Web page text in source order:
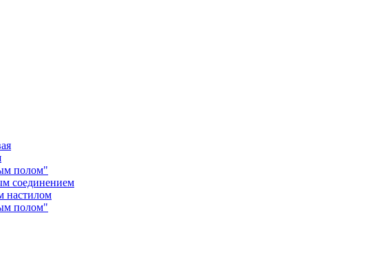
полом"
соединением
настилом
полом"